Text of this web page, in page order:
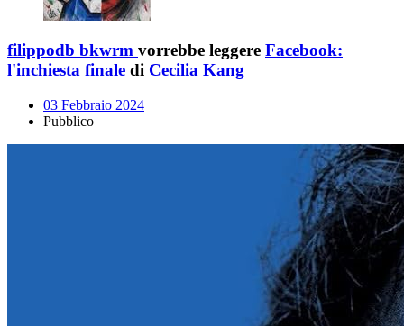
filippodb bkwrm vorrebbe leggere Facebook:
l'inchiesta finale di Cecilia Kang
03 Febbraio 2024
Pubblico